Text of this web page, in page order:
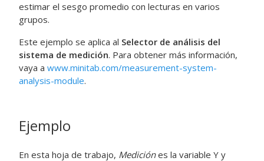
estimar el sesgo promedio con lecturas en varios
grupos.
Este ejemplo se aplica al Selector de análisis del
sistema de medición. Para obtener más información,
vaya a www.minitab.com/measurement-system-
analysis-module.
Ejemplo
En esta hoja de trabajo, Mediciónes la variable Y y